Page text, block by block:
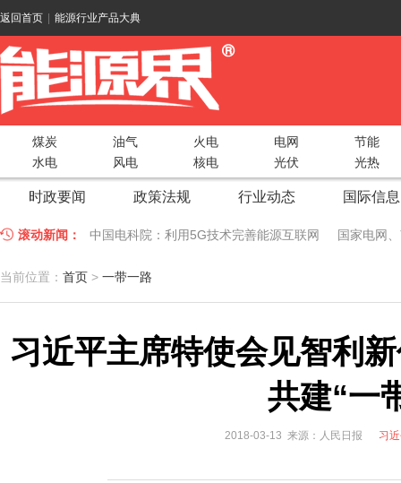
返回首页 能源行业产品大典
煤炭 油气 火电 电网
节能
水电
风电 核电 光伏 光热
时政要闻 政策法规 行业动态 国际信息
滚动新闻： 中国电科院：利用5G技术完善能源互联网 国家电网
江苏车牛山岛智能微电网验收投运
因储能而智慧，为储能而创新——第五届国际储能峰会
低温冷凝技术助力大气污染防治，打造清洁型绿色工业
碧桂园打造新能源汽车小镇 构筑电动汽车生态圈 新
国家电网入局区块链 打造国家级能源互联网 湖北竹
当前位置： 首页 > 一带一路
习近平主席特使会见智利
共建“一
2018-03-13 来源：人民日报 习